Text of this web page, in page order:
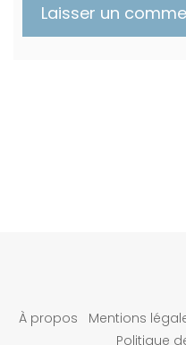
À propos Mentions
Politique